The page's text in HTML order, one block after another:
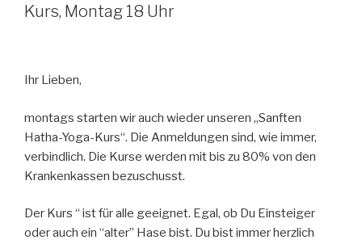
Kurs, Montag 18 Uhr
Ihr Lieben,
montags starten wir auch wieder unseren „Sanften
Hatha-Yoga-Kurs“. Die Anmeldungen sind, wie immer,
verbindlich. Die Kurse werden mit bis zu 80% von den
Krankenkassen bezuschusst.
Der Kurs “ ist für alle geeignet. Egal, ob Du Einsteiger
oder auch ein “alter” Hase bist. Du bist immer herzlich